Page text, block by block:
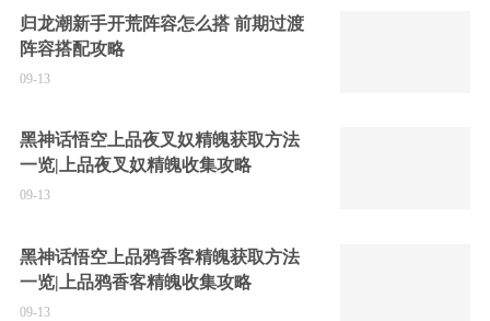
归龙潮新手开荒阵容怎么搭 前期过渡
阵容搭配攻略
09-13
黑神话悟空上品夜叉奴精魄获取方法
一览|上品夜叉奴精魄收集攻略
09-13
黑神话悟空上品鸦香客精魄获取方法
一览|上品鸦香客精魄收集攻略
09-13